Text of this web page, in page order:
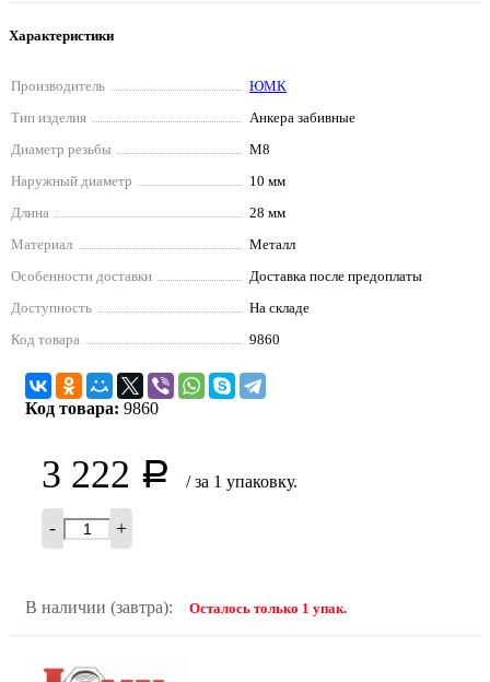
Характеристики
Производитель
ЮМК
Тип изделия
Анкера забивные
Диаметр резьбы
М8
Наружный диаметр
10 мм
Длина
28 мм
Материал
Металл
Особенности доставки
Доставка после предоплаты
Доступность
На складе
Код товара
9860
Код товара: 9860
3 222 Р / за 1 упаковку.
- +
В наличии (завтра): Осталось только 1 упак.